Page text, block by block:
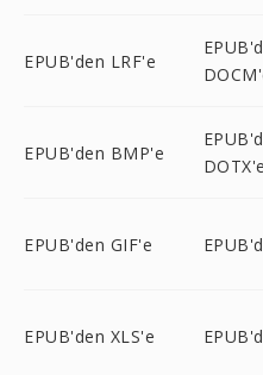
EPUB'den LRF'e
EPUB'den BMP'e
DOTX'e
EPUB'den GIF'e
EPUB'den XLS'e